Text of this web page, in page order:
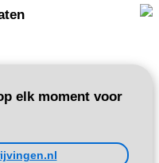
elk moment voor